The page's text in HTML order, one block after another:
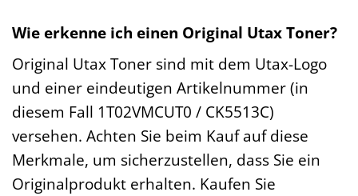
Wie erkenne ich einen Original Utax Toner?
Original Utax Toner sind mit dem Utax-Logo
und einer eindeutigen Artikelnummer (in
diesem Fall 1T02VMCUT0 / CK5513C)
versehen. Achten Sie beim Kauf auf diese
Merkmale, um sicherzustellen, dass Sie ein
Originalprodukt erhalten. Kaufen Sie